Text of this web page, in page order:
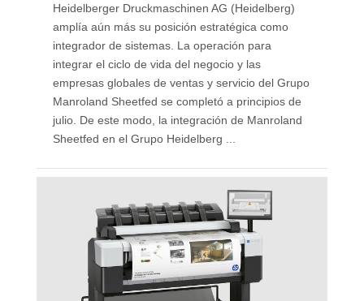
Heidelberger Druckmaschinen AG (Heidelberg)
amplía aún más su posición estratégica como
integrador de sistemas. La operación para
integrar el ciclo de vida del negocio y las
empresas globales de ventas y servicio del Grupo
Manroland Sheetfed se completó a principios de
julio. De este modo, la integración de Manroland
Sheetfed en el Grupo Heidelberg ...